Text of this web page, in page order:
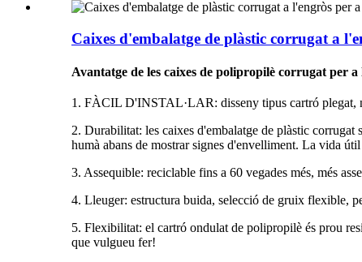
Caixes d'embalatge de plàstic corrugat a
Avantatge de les caixes de polipropilè corrugat per
1. FÀCIL D'INSTAL·LAR: disseny tipus cartró plegat,
2. Durabilitat: les caixes d'embalatge de plàstic corrugat
humà abans de mostrar signes d'envelliment. La vida
3. Assequible: reciclable fins a 60 vegades més, més
4. Lleuger: estructura buida, selecció de gruix flexible,
5. Flexibilitat: el cartró ondulat de polipropilè és prou
que vulgueu fer!